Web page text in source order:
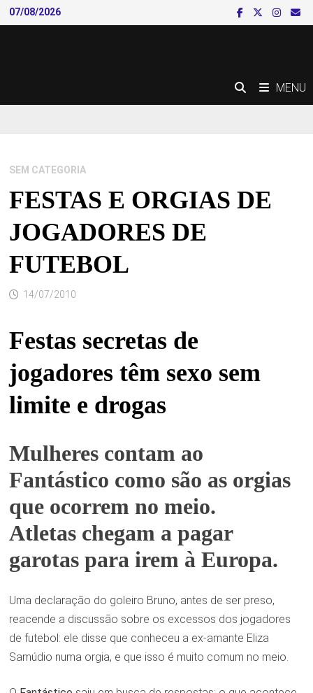
Skip
to
07/08/2026
MENU
SEM CATEGORIA
FESTAS E ORGIAS DE
JOGADORES DE
FUTEBOL
14/07/2010
Festas secretas de
jogadores têm sexo sem
limite e drogas
Mulheres contam ao
Fantástico como são as orgias
que ocorrem no meio.
Atletas chegam a pagar
garotas para irem à Europa.
Uma declaração do goleiro Bruno, antes de ser preso,
reacende a discussão sobre os excessos dos jogadores
de futebol: ele disse que conheceu a ex-amante Eliza
Samúdio numa orgia, e que isso é muito comum no meio.